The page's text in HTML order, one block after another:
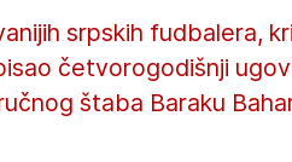
srpskih fudbalera,
četvorogodišnji
štaba Baraku